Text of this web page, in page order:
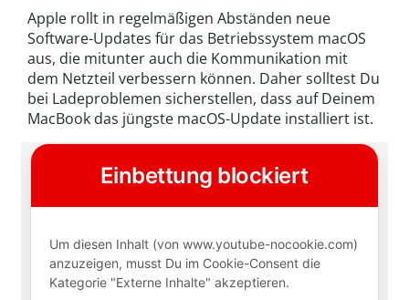
Apple rollt in regelmäßigen Abständen neue
Software-Updates für das Betriebssystem macOS
aus, die mitunter auch die Kommunikation mit
dem Netzteil verbessern können. Daher solltest Du
bei Ladeproblemen sicherstellen, dass auf Deinem
MacBook das jüngste macOS-Update installiert ist.